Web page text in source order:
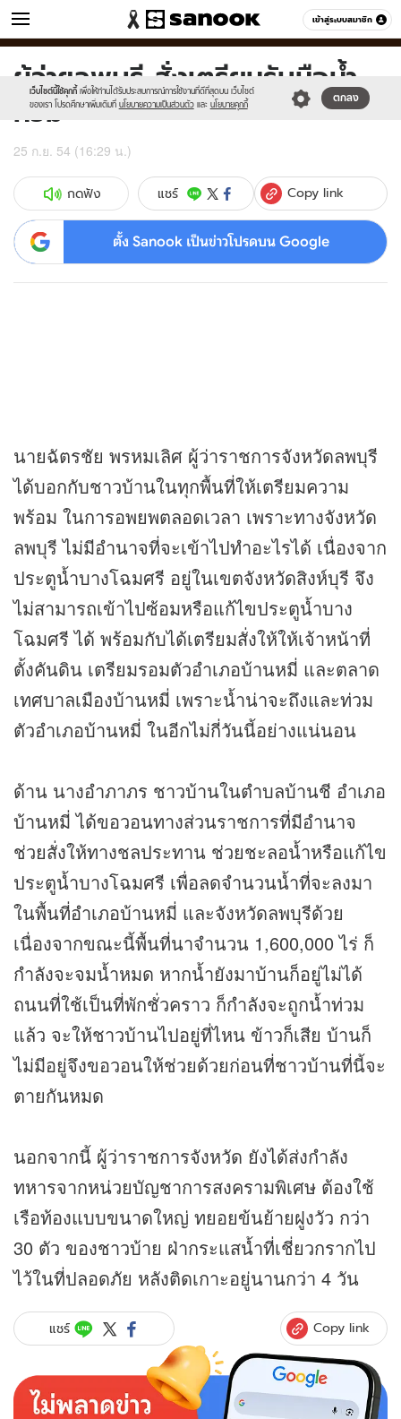
เข้าสู่ระบบสมาชิก
ข่าว หมวดอื่นๆ
เว็บไซต์นี้ใช้คุกกี้ เพื่อให้ท่านได้รับประสบการณ์การใช้งานที่ดีที่สุดบน เว็บไซต์
ของเรา โปรดศึกษาเพิ่มเติมที่ นโยบายความเป็นส่วนตัว และ นโยบายคุกกี้
ตกลง
Sanook
//s.isanook.com/sr/0/images/logo-
new-
sanook.png
600
60
ผู้ว่าฯลพบุรี สั่งเตรียมรับมือน้ำ
ท่วม
25 ก.ย. 54 (16:29 น.)
กดฟัง แชร์ Copy link
ตั้ง Sanook เป็นข่าวโปรดบน Google
นายฉัตรชัย พรหมเลิศ ผู้ว่าราชการจังหวัดลพบุรี
ได้บอกกับชาวบ้านในทุกพื้นที่ให้เตรียมความ
พร้อม ในการอพยพตลอดเวลา เพราะทางจังหวัด
ลพบุรี ไม่มีอำนาจที่จะเข้าไปทำอะไรได้ เนื่องจาก
ประตูน้ำบางโฉมศรี อยู่ในเขตจังหวัดสิงห์บุรี จึง
ไม่สามารถเข้าไปซ้อมหรือแก้ไขประตูน้ำบาง
โฉมศรี ได้ พร้อมกับได้เตรียมสั่งให้ให้เจ้าหน้าที่
ตั้งคันดิน เตรียมรอมตัวอำเภอบ้านหมี่ และตลาด
เทศบาลเมืองบ้านหมี่ เพราะน้ำน่าจะถึงและท่วม
ตัวอำเภอบ้านหมี่ ในอีกไม่กี่วันนี้อย่างแน่นอน
ด้าน นางอำภาภร ชาวบ้านในตำบลบ้านชี อำเภอ
บ้านหมี่ ได้ขอวอนทางส่วนราชการที่มีอำนาจ
ช่วยสั่งให้ทางชลประทาน ช่วยชะลอน้ำหรือแก้ไข
ประตูน้ำบางโฉมศรี เพื่อลดจำนวนน้ำที่จะลงมา
ในพื้นที่อำเภอบ้านหมี่ และจังหวัดลพบุรีด้วย
เนื่องจากขณะนี้พื้นที่นาจำนวน 1,600,000 ไร่ ก็
กำลังจะจมน้ำหมด หากน้ำยังมาบ้านก็อยู่ไม่ได้
ถนนที่ใช้เป็นที่พักชั่วคราว ก็กำลังจะถูกน้ำท่วม
แล้ว จะให้ชาวบ้านไปอยู่ที่ไหน ข้าวก็เสีย บ้านก็
ไม่มีอยู่จึงขอวอนให้ช่วยด้วยก่อนที่ชาวบ้านที่นี้จะ
ตายกันหมด
นอกจากนี้ ผู้ว่าราชการจังหวัด ยังได้ส่งกำลัง
ทหารจากหน่วยบัญชาการสงครามพิเศษ ต้องใช้
เรือท้องแบบขนาดใหญ่ ทยอยข้นย้ายฝูงวัว กว่า
30 ตัว ของชาวบ้าย ฝ่ากระแสน้ำที่เชี่ยวกรากไป
ไว้ในที่ปลอดภัย หลังติดเกาะอยู่นานกว่า 4 วัน
แชร์ Copy link